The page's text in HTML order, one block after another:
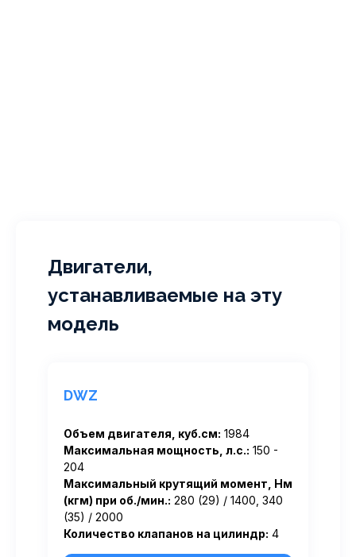
Двигатели,
устанавливаемые на эту
модель
DWZ
Объем двигателя, куб.см: 1984
Максимальная мощность, л.с.: 150 -
204
Максимальный крутящий момент, Нм
(кгм) при об./мин.: 280 (29) / 1400, 340
(35) / 2000
Количество клапанов на цилиндр: 4